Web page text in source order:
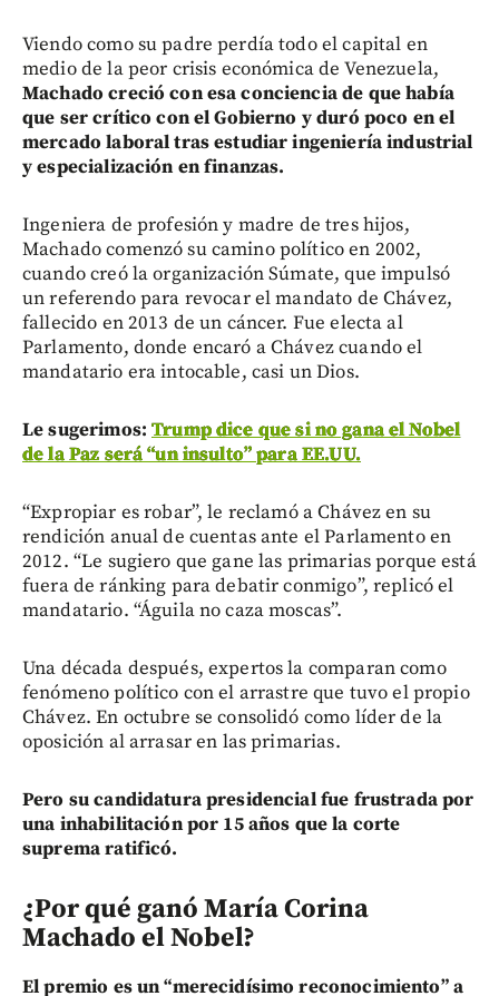
Viendo como su padre perdía todo el capital en
medio de la peor crisis económica de Venezuela,
Machado creció con esa conciencia de que había
que ser crítico con el Gobierno y duró poco en el
mercado laboral tras estudiar ingeniería industrial
y especialización en finanzas.
Ingeniera de profesión y madre de tres hijos,
Machado comenzó su camino político en 2002,
cuando creó la organización Súmate, que impulsó
un referendo para revocar el mandato de Chávez,
fallecido en 2013 de un cáncer. Fue electa al
Parlamento, donde encaró a Chávez cuando el
mandatario era intocable, casi un Dios.
Le sugerimos:Trump dice que si no gana el Nobel
de la Paz será “un insulto” para EE.UU.
“Expropiar es robar”, le reclamó a Chávez en su
rendición anual de cuentas ante el Parlamento en
2012. “Le sugiero que gane las primarias porque está
fuera de ránking para debatir conmigo”, replicó el
mandatario. “Águila no caza moscas”.
Una década después, expertos la comparan como
fenómeno político con el arrastre que tuvo el propio
Chávez. En octubre se consolidó como líder de la
oposición al arrasar en las primarias.
Pero su candidatura presidencial fue frustrada por
una inhabilitación por 15 años que la corte
suprema ratificó.
¿Por qué ganó María Corina
Machado el Nobel?
El premio es un “merecidísimo reconocimiento” a